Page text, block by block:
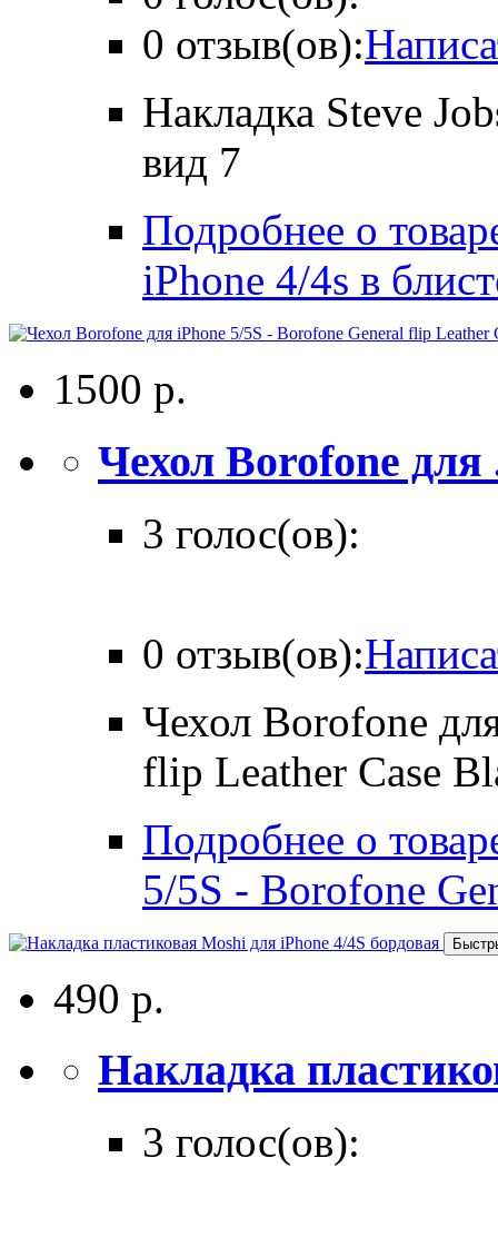
0 отзыв(ов):
Накладка Steve
вид 7
Подробнее о
iPhone 4/4s в
1500 р.
Чехол Borofone для
3 голос(ов):
0 отзыв(ов):
Чехол Borofone
flip Leather Case
Подробнее о
5/5S - Borofone
490 р.
Накладка
3 голос(ов):